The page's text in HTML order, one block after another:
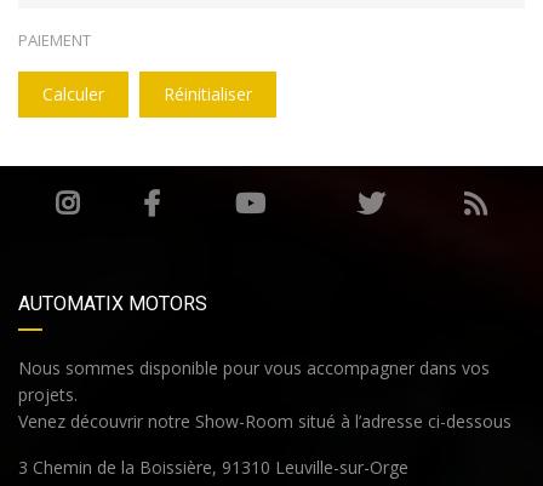
PAIEMENT
Calculer Réinitialiser
AUTOMATIX MOTORS
Nous sommes disponible pour vous accompagner dans vos
projets.
Venez découvrir notre Show-Room situé à l’adresse ci-dessous
3 Chemin de la Boissière, 91310 Leuville-sur-Orge